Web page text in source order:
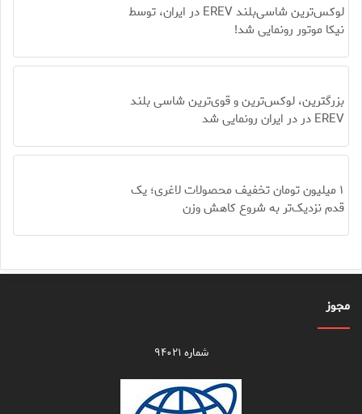
لوکس‌ترین شاسی‌بلند EREV در ایران، توسط
نیکا موتور رونمایی شد!
بزرگترین، لوکس‌ترین و قوی‌ترین شاسی بلند
EREV در در ایران رونمایی شد
۱ میلیون تومان تخفیف محصولات لاغری؛ یک
قدم نزدیک‌تر به شروع کاهش وزن
مجوز
شماره ۹۴۰۲۱